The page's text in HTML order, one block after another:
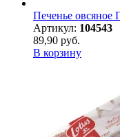
Печенье овсяное
Артикул: 104543
89,90 руб.
В корзину